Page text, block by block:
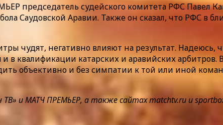
председатель судейского комитета РФС Павел
Саудовской Аравии. Также он сказал, что РФС в
чудят, негативно влияют на результат. Надеюсь,
квалификации катарских и аравийских арбитров.
объективно и без симпатии к той или иной
и МАТЧ ПРЕМЬЕР, а также сайтах matchtv.ru и